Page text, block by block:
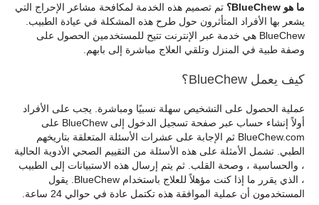
ما هو BlueChew؟
تم تصميم هذه الخدمة لمكافحة مشاعر الإحراج التي
يشعر بها الأفراد المتأثرون حول طرح هذه المشكلة في عيادة الطبيب.
BlueChew هي خدمة عبر الإنترنت تتيح للمستخدمين الحصول على
وصفة طبية في المنزل وتلقي العلاج مباشرة إلى بابهم.
كيف يعمل BlueChew؟
عملية الحصول على التشخيص سهلة نسبيًا ومباشرة. يجب على الأفراد
أولاً إنشاء حساب عبر صفحة تسجيل الدخول إلى BlueChew على
BlueChew.com ثم الإجابة على عشرات الأسئلة المتعلقة بتاريخهم
الطبي. تشمل الأمثلة على هذه الأسئلة من التقييم الصحي الأدوية الحالية
، والحساسية ، وصحة القلب. ثم يتم إرسال هذه الاستبيانات إلى الطبيب
، الذي يقرر ما إذا كنت مؤهلاً للعلاج باستخدام BlueChew. يقول
المستخدمون أن عملية الموافقة هذه تكتمل عادة في حوالي 24 ساعة.